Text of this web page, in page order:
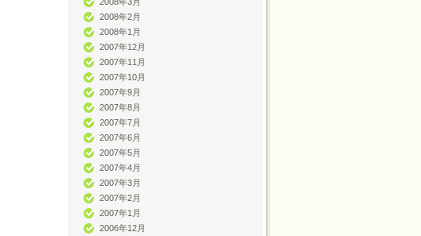
2008年2月
2008年1月
2007年12月
2007年11月
2007年10月
2007年9月
2007年8月
2007年7月
2007年6月
2007年5月
2007年4月
2007年3月
2007年2月
2007年1月
2006年12月